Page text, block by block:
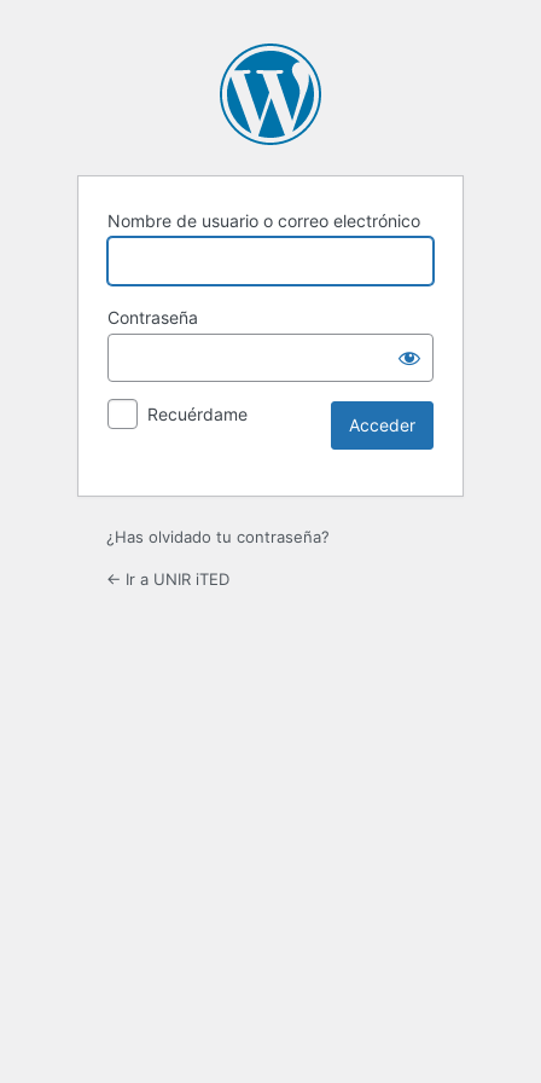
Nombre de usuario o correo electrónico
Contraseña
Recuérdame
¿Has olvidado tu contraseña?
← Ir a UNIR iTED